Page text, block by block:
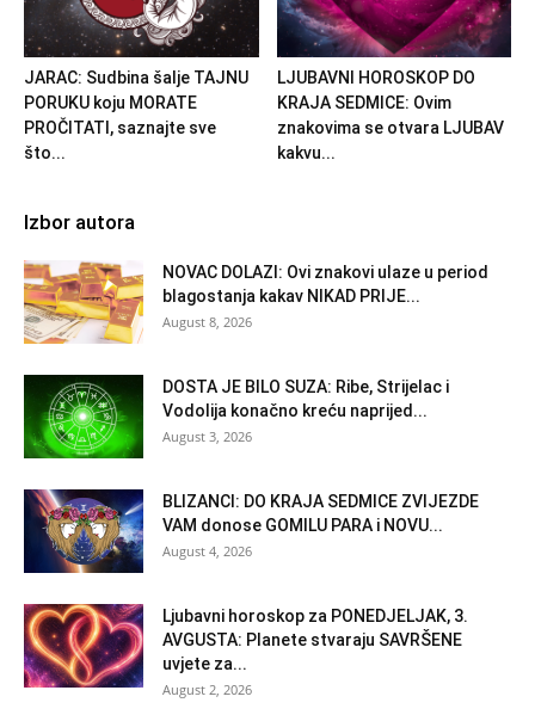
JARAC: Sudbina šalje TAJNU
PORUKU koju MORATE
PROČITATI, saznajte sve
što...
LJUBAVNI HOROSKOP DO
KRAJA SEDMICE: Ovim
znakovima se otvara LJUBAV
kakvu...
Izbor autora
NOVAC DOLAZI: Ovi znakovi ulaze u period
blagostanja kakav NIKAD PRIJE...
August 8, 2026
DOSTA JE BILO SUZA: Ribe, Strijelac i
Vodolija konačno kreću naprijed...
August 3, 2026
BLIZANCI: DO KRAJA SEDMICE ZVIJEZDE
VAM donose GOMILU PARA i NOVU...
August 4, 2026
Ljubavni horoskop za PONEDJELJAK, 3.
AVGUSTA: Planete stvaraju SAVRŠENE
uvjete za...
August 2, 2026